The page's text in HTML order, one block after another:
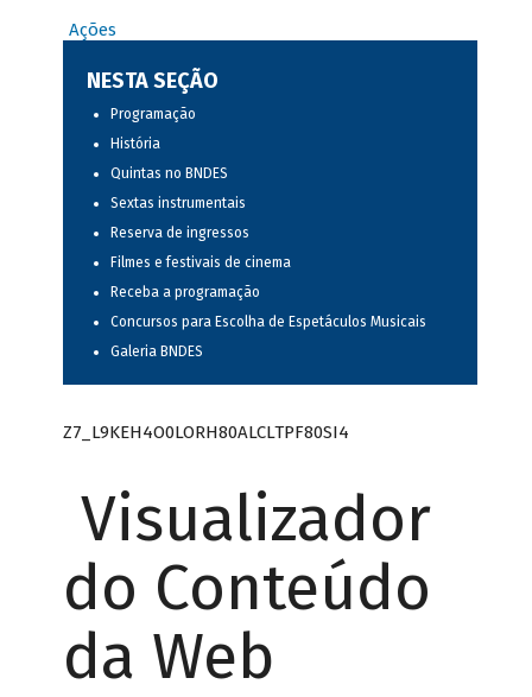
Ações
NESTA SEÇÃO
Programação
História
Quintas no BNDES
Sextas instrumentais
Reserva de ingressos
Filmes e festivais de cinema
Receba a programação
Concursos para Escolha de Espetáculos Musicais
Galeria BNDES
Z7_L9KEH4O0LORH80ALCLTPF80SI4
Visualizador
do Conteúdo
da Web